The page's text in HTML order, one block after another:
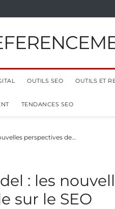
OUTILS SEO OUTILS ET
TENDANCES SEO
perspectives de…
: les
sur le SEO